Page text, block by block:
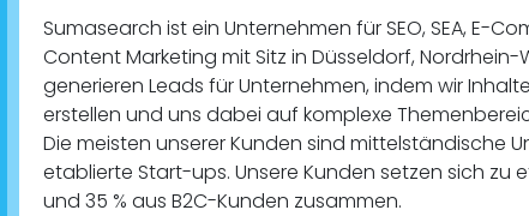
Sumasearch ist ein Unternehmen für SEO, SEA, E-
Content Marketing mit Sitz in Düsseldorf, Nordrhein-
generieren Leads für Unternehmen, indem wir
erstellen und uns dabei auf komplexe
Die meisten unserer Kunden sind mittelständische
etablierte Start-ups. Unsere Kunden setzen sich zu
und 35 % aus B2C-Kunden zusammen.